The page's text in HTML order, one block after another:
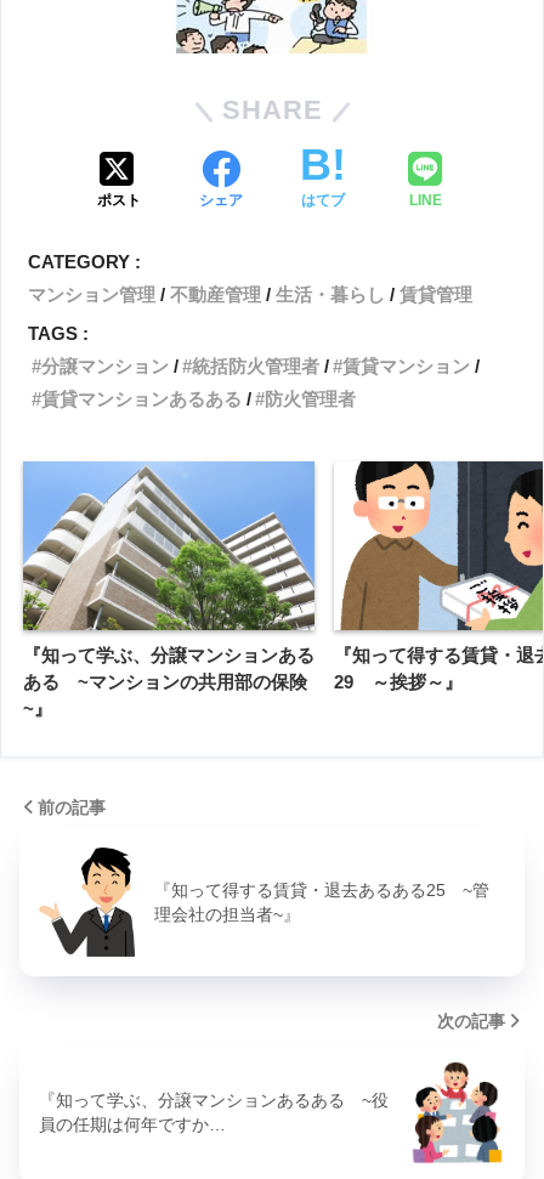
SHARE
ポスト シェア はてブ LINE
CATEGORY :
マンション管理
不動産管理 生活・暮らし
賃貸管理
TAGS :
分譲マンション
統括防火管理者
賃貸マンション
賃貸マンションあるある
防火管理者
『知って学ぶ、分譲マンションある
ある ~マンションの共用部の保険
~』
『知って得する賃貸・退
29 ～挨拶～』
前の記事
『知って得する賃貸・退去あるある25 ~管
理会社の担当者~』
次の記事
『知って学ぶ、分譲マンションあるある ~役
員の任期は何年ですか…